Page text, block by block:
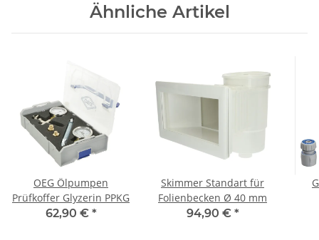
Ähnliche Artikel
OEG Ölpumpen
Prüfkoffer Glyzerin PPKG
62,90 € *
Skimmer Standart für
Folienbecken Ø 40 mm
94,90 € *